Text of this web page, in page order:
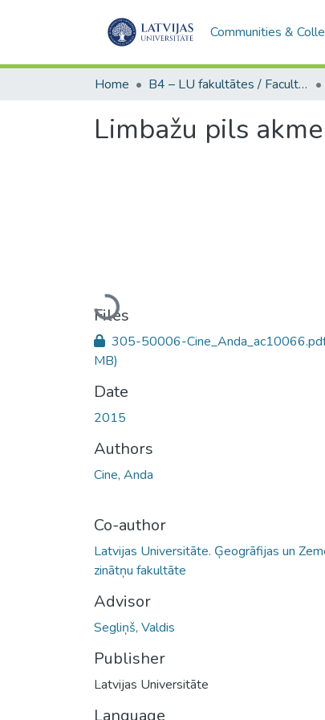
Communities &
Home B4 – LU fakultātes / Faculties of the UL
Limbažu pils
Loading...
Files
305-50006-
MB)
Date
2015
Authors
Cine, Anda
Co-author
Latvijas Universitāte. Ģeogrāfijas un
zinātņu fakultāte
Advisor
Segliņš, Valdis
Publisher
Latvijas Universitāte
Language